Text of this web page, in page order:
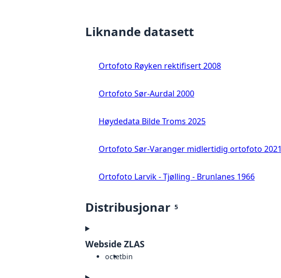
Liknande datasett
Ortofoto Røyken rektifisert 2008
Ortofoto Sør-Aurdal 2000
Høydedata Bilde Troms 2025
Ortofoto Sør-Varanger midlertidig ortofoto 2021
Ortofoto Larvik - Tjølling - Brunlanes 1966
Distribusjonar 5
Webside ZLAS
octetbin